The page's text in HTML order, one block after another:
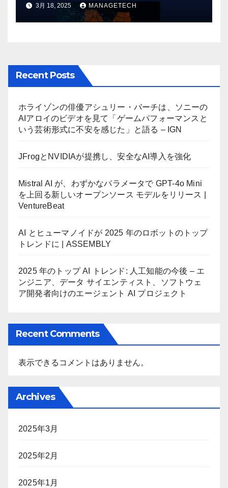
リース | VentureBeat
3月 18, 2025 MANAGETECH
Recent Posts
ホライゾンの俳優アシュリー・バーチは、ソニーの
AIアロイのビデオを見て「ゲームパフォーマンスと
いう芸術形式に不安を感じた」と語る – IGN
JFrogとNVIDIAが提携し、安全なAI導入を強化
Mistral AI が、わずかなパラメータで GPT-4o Mini
を上回る新しいオープンソース モデルをリリース |
VentureBeat
AI とヒューマノイドが 2025 年のロボットのトップ
トレンドに | ASSEMBLY
2025 年のトップ AI トレンド: 人工知能の今後 – エ
ンジニア、データ サイエンティスト、ソフトウェ
ア開発者向けのエージェント AI プロジェクト
Recent Comments
表示できるコメントはありません。
Archives
2025年3月
2025年2月
2025年1月